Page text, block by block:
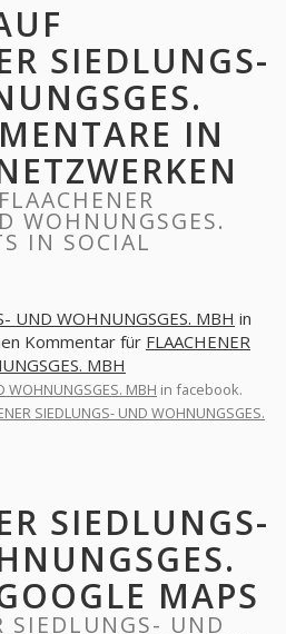
SIEDLUNGS-
IN
WOHNUNGSGES.
IN SOCIAL
UND WOHNUNGSGES. MBH in
Kommentar für FLAACHENER
MBH
WOHNUNGSGES. MBH in facebook.
SIEDLUNGS- UND WOHNUNGSGES.
SIEDLUNGS-
MAPS
SIEDLUNGS- UND